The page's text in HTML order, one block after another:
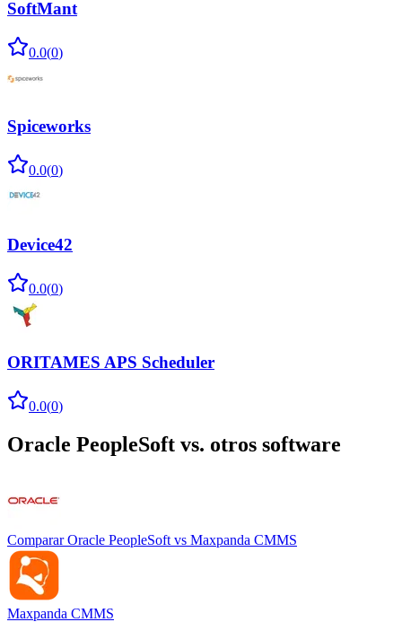
SoftMant
0.0(0)
Spiceworks
0.0(0)
Device42
0.0(0)
ORITAMES APS Scheduler
0.0(0)
Oracle PeopleSoft vs. otros software
Comparar Oracle PeopleSoft vs Maxpanda CMMS
Maxpanda CMMS